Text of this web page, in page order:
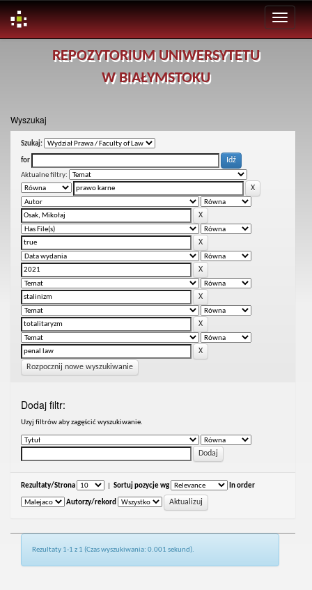
REPOZYTORIUM UNIWERSYTETU
W BIAŁYMSTOKU
Wyszukaj
Szukaj:
for
Aktualne filtry:
Rozpocznij nowe wyszukiwanie
Dodaj filtr:
Uzyj filtrów aby zagęścić wyszukiwanie.
Rezultaty/Strona Sortuj pozycje wg In order
Autorzy/rekord
Rezultaty 1-1 z 1 (Czas wyszukiwania: 0.001 sekund).